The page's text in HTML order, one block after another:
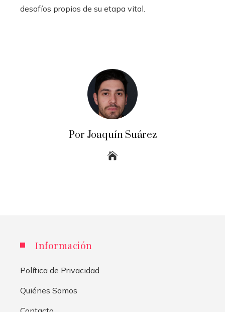
desafíos propios de su etapa vital.
Por Joaquín Suárez
Información
Política de Privacidad
Quiénes Somos